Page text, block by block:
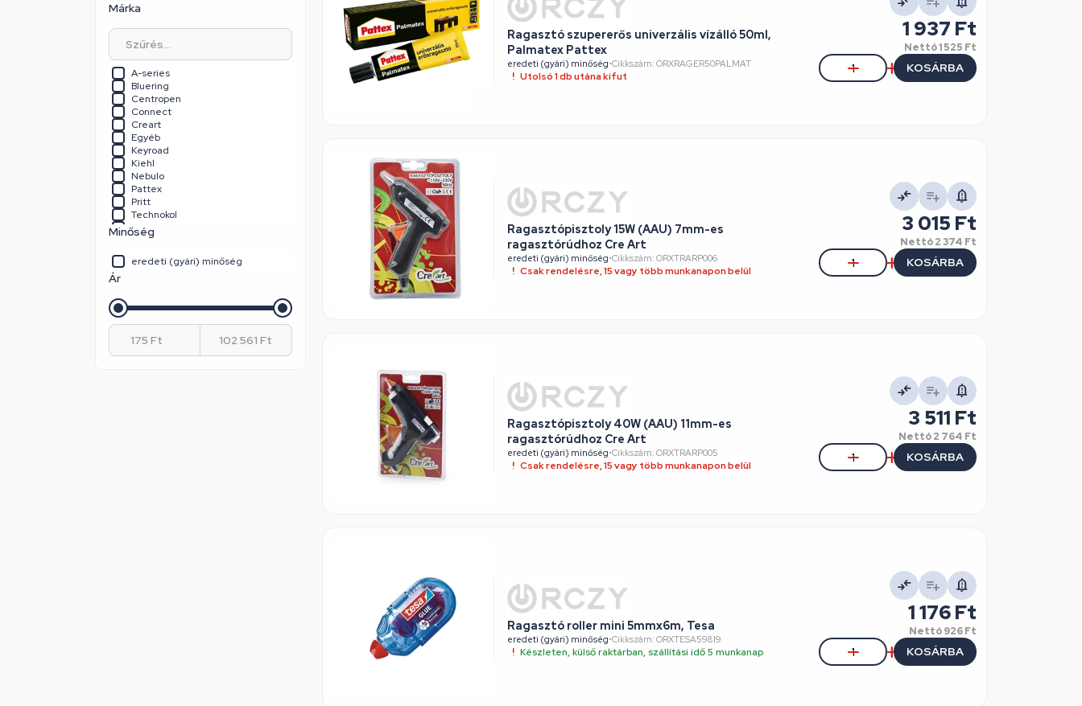
Ragasztó szupererős univerzális vízálló 50ml,
Palmatex Pattex
eredeti (gyári) minőség•Cikkszám: ORXRAGER50PALMAT
Utolsó 1 db utána kifut
1 937 Ft
Nettó1 525 Ft
KOSÁRBA
Ragasztópisztoly 15W (AAU) 7mm-es
ragasztórúdhoz Cre Art
eredeti (gyári) minőség•Cikkszám: ORXTRARP006
Csak rendelésre, 15 vagy több munkanapon belül
3 015 Ft
Nettó2 374 Ft
KOSÁRBA
Ragasztópisztoly 40W (AAU) 11mm-es
ragasztórúdhoz Cre Art
eredeti (gyári) minőség•Cikkszám: ORXTRARP005
Csak rendelésre, 15 vagy több munkanapon belül
3 511 Ft
Nettó2 764 Ft
KOSÁRBA
Ragasztó roller mini 5mmx6m, Tesa
eredeti (gyári) minőség•Cikkszám: ORXTESA59819
Készleten, külső raktárban, szállítási idő 5 munkanap
1 176 Ft
Nettó926 Ft
KOSÁRBA
Márka
A-series
Bluering
Centropen
Connect
Creart
Egyéb
Keyroad
Kiehl
Nebulo
Pattex
Pritt
Technokol
Tesa
Minőség
eredeti (gyári) minőség
Ár